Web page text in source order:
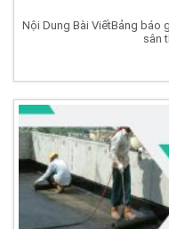
Nội Dung Bài ViếtBảng báo
sân